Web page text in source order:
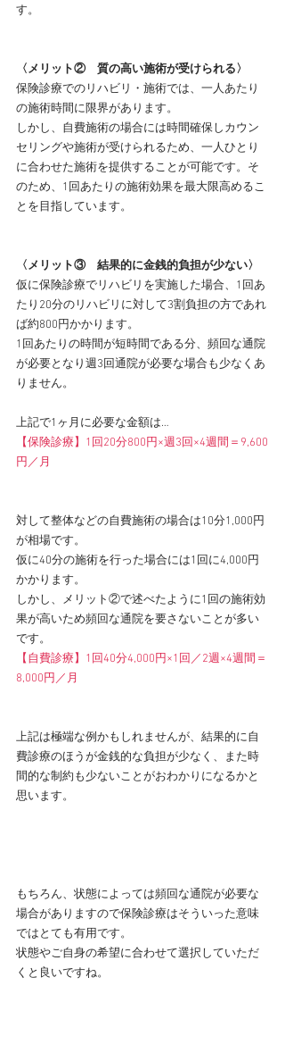
す。
〈メリット②　質の高い施術が受けられる〉
保険診療でのリハビリ・施術では、一人あたり
の施術時間に限界があります。
しかし、自費施術の場合には時間確保しカウン
セリングや施術が受けられるため、一人ひとり
に合わせた施術を提供することが可能です。そ
のため、1回あたりの施術効果を最大限高めるこ
とを目指しています。
〈メリット③　結果的に金銭的負担が少ない〉
仮に保険診療でリハビリを実施した場合、1回あ
たり20分のリハビリに対して3割負担の方であれ
ば約800円かかります。
1回あたりの時間が短時間である分、頻回な通院
が必要となり週3回通院が必要な場合も少なくあ
りません。
上記で1ヶ月に必要な金額は…
【保険診療】1回20分800円×週3回×4週間＝9,600
円／月
対して整体などの自費施術の場合は10分1,000円
が相場です。
仮に40分の施術を行った場合には1回に4,000円
かかります。
しかし、メリット②で述べたように1回の施術効
果が高いため頻回な通院を要さないことが多い
です。
【自費診療】1回40分4,000円×1回／2週×4週間＝
8,000円／月
上記は極端な例かもしれませんが、結果的に自
費診療のほうが金銭的な負担が少なく、また時
間的な制約も少ないことがおわかりになるかと
思います。
もちろん、状態によっては頻回な通院が必要な
場合がありますので保険診療はそういった意味
ではとても有用です。
状態やご自身の希望に合わせて選択していただ
くと良いですね。